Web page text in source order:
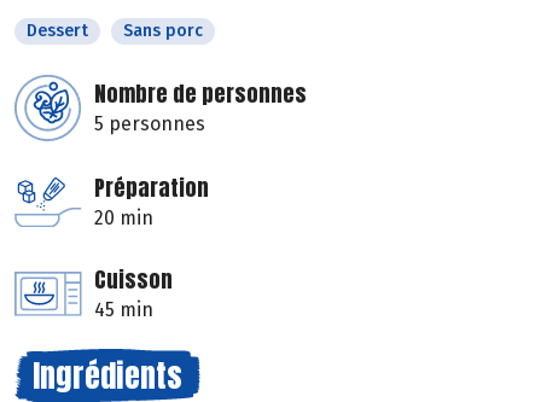
Dessert Sans porc
Nombre de personnes
5 personnes
Préparation
20 min
Cuisson
45 min
Ingrédients